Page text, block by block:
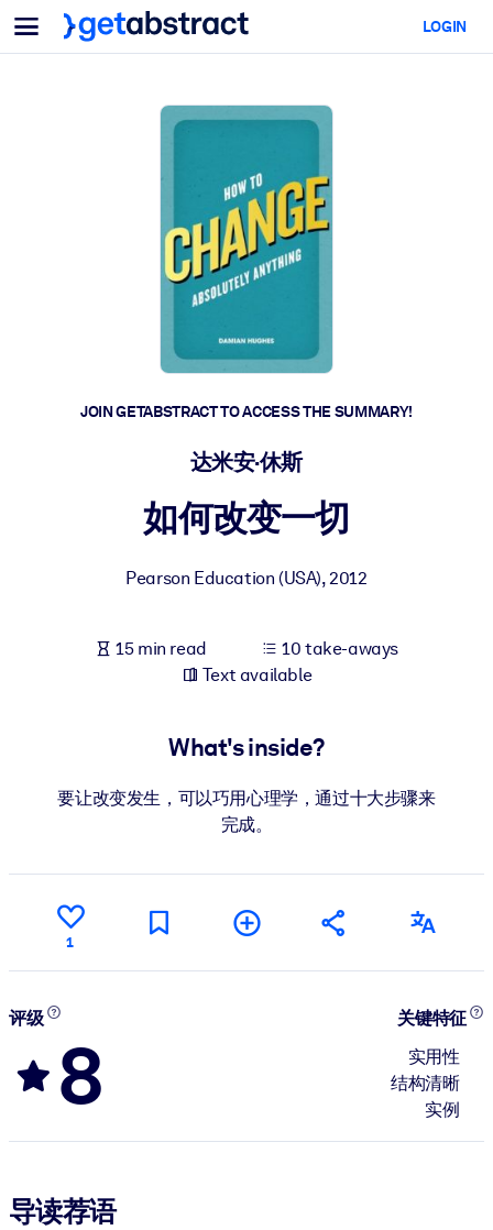
Menu
For Teams & Leaders
Leadership Development
Prepare your leaders for the next era of work.
Collaborative Learning
Make it easy for teams to learn together, solve real problems, and
Upskilling & Reskilling
Build a healthier, more resilient workforce.
For LMS/LXP
For Corporate Libraries
Fuel your AI systems with reliable, structured knowledge to
For AI Systems
LOGIN
JOIN GETABSTRACT TO ACCESS THE SUMMARY!
达米安·休斯
如何改变一切
Pearson Education (USA),2012
15 min read
10 take-aways
Text available
What's inside?
要让改变发生，可以巧用心理学，通过十大步骤来
完成。
1
评级
8
关键特征
实用性
结构清晰
实例
导读荐语